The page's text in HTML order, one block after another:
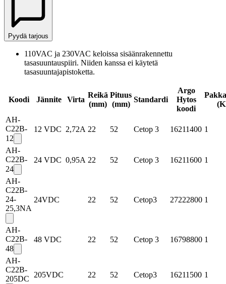
Pyydä tarjous
110VAC ja 230VAC keloissa sisäänrakennettu
tasasuuntauspiiri. Niiden kanssa ei käytetä
tasasuuntajapistoketta.
Koodi Jännite Virta
Reikä
(mm)
Pituus
(mm)
Standardi
Argo
Hytos
koodi
(
AH-
C22B-
12
12 VDC 2,72A 22 52 Cetop 3 16211400 1
AH-
C22B-
24
24 VDC 0,95A 22 52 Cetop 3 16211600 1
AH-
C22B-
24-
25,3NA
24VDC 22 52 Cetop3 27222800 1
AH-
C22B-
48
48 VDC 22 52 Cetop 3 16798800 1
AH-
C22B-
205DC
205VDC 22 52 Cetop3 16211500 1